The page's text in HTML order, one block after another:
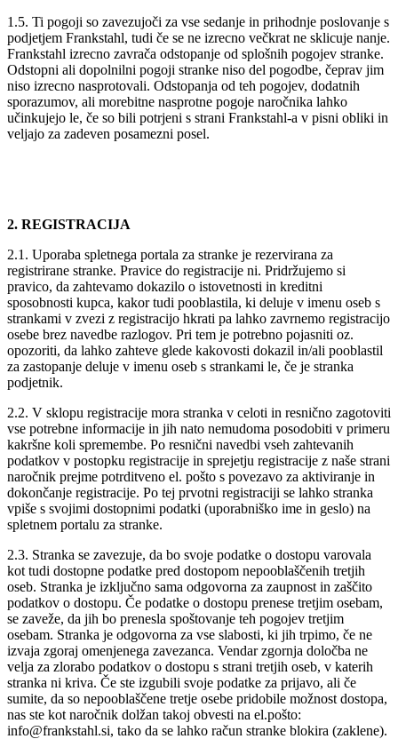
1.5. Ti pogoji so zavezujoči za vse sedanje in prihodnje poslovanje s
podjetjem Frankstahl, tudi če se ne izrecno večkrat ne sklicuje nanje.
Frankstahl izrecno zavrača odstopanje od splošnih pogojev stranke.
Odstopni ali dopolnilni pogoji stranke niso del pogodbe, čeprav jim
niso izrecno nasprotovali. Odstopanja od teh pogojev, dodatnih
sporazumov, ali morebitne nasprotne pogoje naročnika lahko
učinkujejo le, če so bili potrjeni s strani Frankstahl-a v pisni obliki in
veljajo za zadeven posamezni posel.
2. REGISTRACIJA
2.1. Uporaba spletnega portala za stranke je rezervirana za
registrirane stranke. Pravice do registracije ni. Pridržujemo si
pravico, da zahtevamo dokazilo o istovetnosti in kreditni
sposobnosti kupca, kakor tudi pooblastila, ki deluje v imenu oseb s
strankami v zvezi z registracijo hkrati pa lahko zavrnemo registracijo
osebe brez navedbe razlogov. Pri tem je potrebno pojasniti oz.
opozoriti, da lahko zahteve glede kakovosti dokazil in/ali pooblastil
za zastopanje deluje v imenu oseb s strankami le, če je stranka
podjetnik.
2.2. V sklopu registracije mora stranka v celoti in resnično zagotoviti
vse potrebne informacije in jih nato nemudoma posodobiti v primeru
kakršne koli spremembe. Po resnični navedbi vseh zahtevanih
podatkov v postopku registracije in sprejetju registracije z naše strani
naročnik prejme potrditveno el. pošto s povezavo za aktiviranje in
dokončanje registracije. Po tej prvotni registraciji se lahko stranka
vpiše s svojimi dostopnimi podatki (uporabniško ime in geslo) na
spletnem portalu za stranke.
2.3. Stranka se zavezuje, da bo svoje podatke o dostopu varovala
kot tudi dostopne podatke pred dostopom nepooblaščenih tretjih
oseb. Stranka je izključno sama odgovorna za zaupnost in zaščito
podatkov o dostopu. Če podatke o dostopu prenese tretjim osebam,
se zaveže, da jih bo prenesla spoštovanje teh pogojev tretjim
osebam. Stranka je odgovorna za vse slabosti, ki jih trpimo, če ne
izvaja zgoraj omenjenega zavezanca. Vendar zgornja določba ne
velja za zlorabo podatkov o dostopu s strani tretjih oseb, v katerih
stranka ni kriva. Če ste izgubili svoje podatke za prijavo, ali če
sumite, da so nepooblaščene tretje osebe pridobile možnost dostopa,
nas ste kot naročnik dolžan takoj obvesti na el.pošto:
info@frankstahl.si, tako da se lahko račun stranke blokira (zaklene).